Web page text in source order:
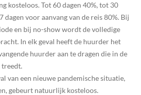
kosteloos. Tot 60 dagen 40%, tot 30
dagen voor aanvang van de reis 80%. Bij
en bij no-show wordt de volledige
In elk geval heeft de huurder het
huurder aan te dragen die in de
treedt.
van een nieuwe pandemische situatie,
gebeurt natuurlijk kosteloos.